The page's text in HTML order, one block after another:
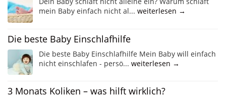
mein Baby einfach nicht al... weiterlesen →
Die beste Baby Einschlafhilfe
Die beste Baby Einschlafhilfe Mein Baby will einfach
nicht einschlafen - persö... weiterlesen →
3 Monats Koliken – was hilft wirklich?